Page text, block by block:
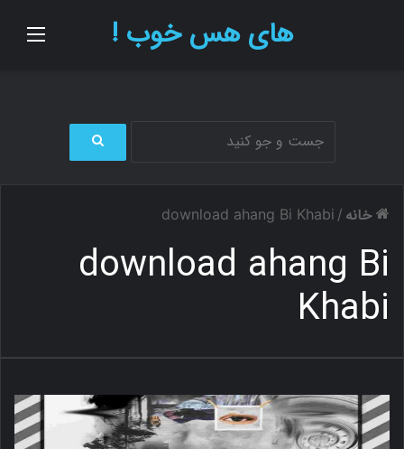
های هس خوب !
ج
ب
ر
خانه /
download ahang Bi Khabi
download ahang Bi
Khabi